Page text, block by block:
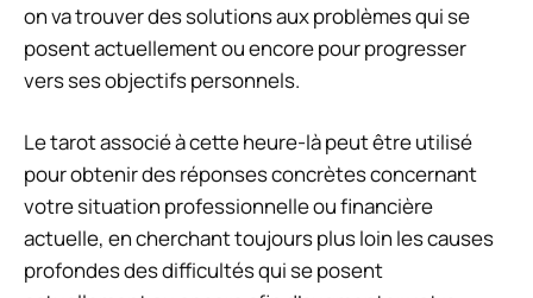
on va trouver des solutions aux problèmes qui se
posent actuellement ou encore pour progresser
vers ses objectifs personnels.
Le tarot associé à cette heure-là peut être utilisé
pour obtenir des réponses concrètes concernant
votre situation professionnelle ou financière
actuelle, en cherchant toujours plus loin les causes
profondes des difficultés qui se posent